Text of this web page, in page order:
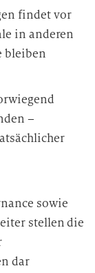
findet vor
in anderen
bleiben
–
sowie
stellen die
dar